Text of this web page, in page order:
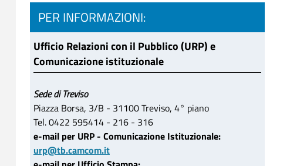
PER INFORMAZIONI:
Ufficio Relazioni con il Pubblico (URP) e
Comunicazione istituzionale
Sede di Treviso
Piazza Borsa, 3/B - 31100 Treviso, 4° piano
Tel. 0422 595414 - 216 - 316
e-mail per URP - Comunicazione Istituzionale:
urp@tb.camcom.it